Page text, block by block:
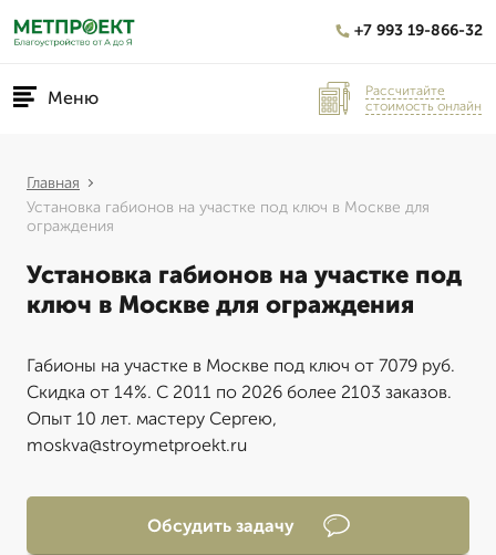
+7 993 19-866-32
Меню
Рассчитайте
стоимость онлайн
Главная
Установка габионов на участке под ключ в Москве для
ограждения
Установка габионов на участке под
ключ в Москве для ограждения
Габионы на участке в Москве под ключ от 7079 руб.
Скидка от 14%. С 2011 по 2026 более 2103 заказов.
Опыт 10 лет. мастеру Сергею,
moskva@stroymetproekt.ru
Обсудить задачу